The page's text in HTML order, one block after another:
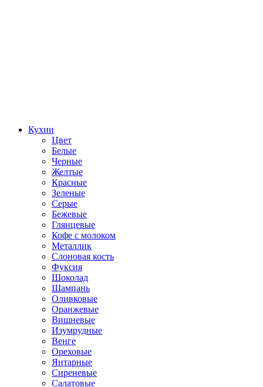
Кухни
Цвет
Белые
Черные
Желтые
Красные
Зеленые
Серые
Бежевые
Глянцевые
Кофе с молоком
Металлик
Слоновая кость
Фуксия
Шоколад
Шампань
Оливковые
Оранжевые
Вишневые
Изумрудные
Венге
Ореховые
Янтарные
Сиреневые
Салатовые